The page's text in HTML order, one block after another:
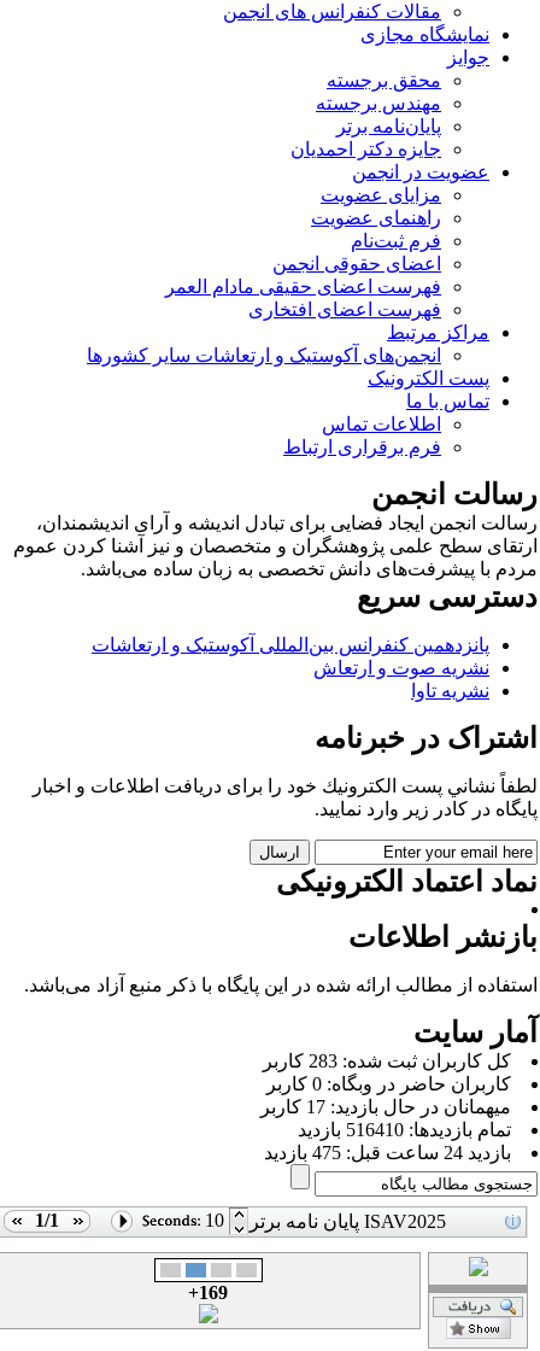
مقالات کنفرانس های انجمن
نمایشگاه مجازی
جوایز
محقق برجسته
مهندس برجسته
پایان‌نامه برتر
جایزه دکتر احمدیان
عضویت در انجمن
مزایای عضویت
راهنمای عضویت
فرم ثبت‌نام
اعضای حقوقی انجمن
فهرست اعضای حقیقی مادام‌ العمر
فهرست اعضای افتخاری
مراکز مرتبط
انجمن‌های آکوستیک و ارتعاشات سایر کشورها
پست الکترونیک
تماس با ما
اطلاعات تماس
فرم برقراری ارتباط
انجمن
انجمن ایجاد فضایی برای تبادل اندیشه و آرای اندیشمندان،
سطح علمی پژوهشگران و متخصصان و نیز آشنا کردن عموم
با پیشرفت‌های دانش تخصصی به زبان ساده می‌باشد.
سریع
پانزدهمین کنفرانس بین‌المللی آکوستیک و ارتعاشات
نشریه صوت و ارتعاش
نشریه تاوا
در خبرنامه
نشاني پست الكترونيك خود را برای دريافت اطلاعات و اخبار
در كادر زير وارد نمایید.
اعتماد الکترونیکی
اطلاعات
از مطالب ارائه شده در این پایگاه با ذکر منبع آزاد می‌باشد.
سایت
كل کاربران ثبت شده: 283 کاربر
کاربران حاضر در وبگاه: 0 کاربر
ميهمانان در حال بازديد: 17 کاربر
تمام بازديد‌ها: 516410 بازدید
بازديد 24 ساعت قبل: 475 بازدید
1/1 10 پایان نامه برتر ISAV2025
169+